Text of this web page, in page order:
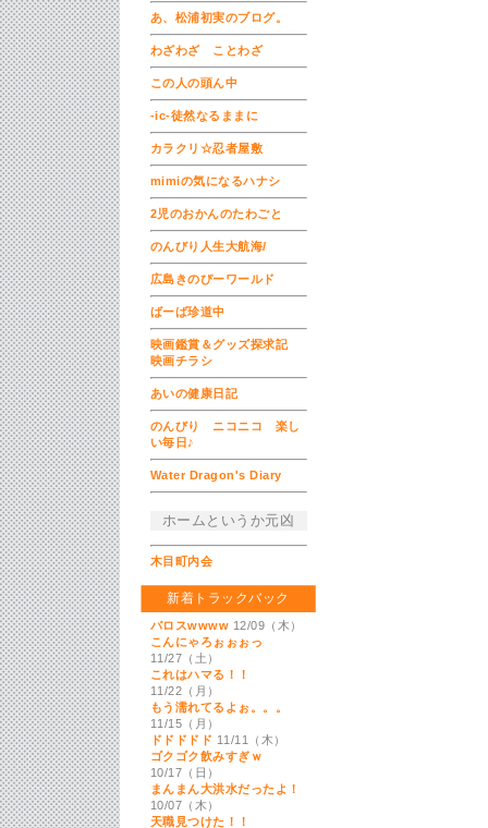
あ、松浦初実のブログ。
わざわざ ことわざ
この人の頭ん中
-ic-徒然なるままに
カラクリ☆忍者屋敷
mimiの気になるハナシ
2児のおかんのたわごと
のんびり人生大航海/
広島きのぴーワールド
ばーば珍道中
映画鑑賞＆グッズ探求記
映画チラシ
あいの健康日記
のんびり ニコニコ 楽し
い毎日♪
Water Dragon's Diary
ホームというか元凶
木目町内会
新着トラックバック
バロスwwww 12/09（木）
こんにゃろぉぉぉっ
11/27（土）
これはハマる！！
11/22（月）
もう濡れてるよぉ。。。
11/15（月）
ドドドドド 11/11（木）
ゴクゴク飲みすぎｗ
10/17（日）
まんまん大洪水だったよ！
10/07（木）
天職見つけた！！